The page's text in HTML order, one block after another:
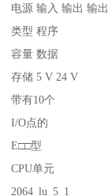
电源 输入 输出 输出
类型 程序
容量 数据
存储 5 V 24 V
带有10个
I/O点的
E□□型
CPU单元
2064_lu_5_1